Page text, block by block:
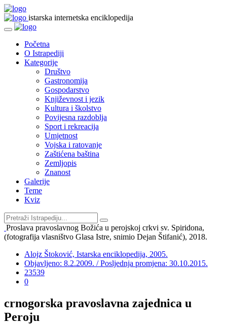
istarska internetska enciklopedija
Početna
O Istrapediji
Kategorije
Društvo
Gastronomija
Gospodarstvo
Književnost i jezik
Kultura i školstvo
Povijesna razdoblja
Sport i rekreacija
Umjetnost
Vojska i ratovanje
Zaštićena baština
Zemljopis
Znanost
Galerije
Teme
Kviz
Proslava pravoslavnog Božića u perojskoj crkvi sv. Spiridona,
(fotografija vlasništvo Glasa Istre, snimio Dejan Štifanić), 2018.
Alojz Štoković, Istarska enciklopedija, 2005.
Objavljeno: 8.2.2009. / Posljednja promjena: 30.10.2015.
23539
0
crnogorska pravoslavna zajednica u
Peroju